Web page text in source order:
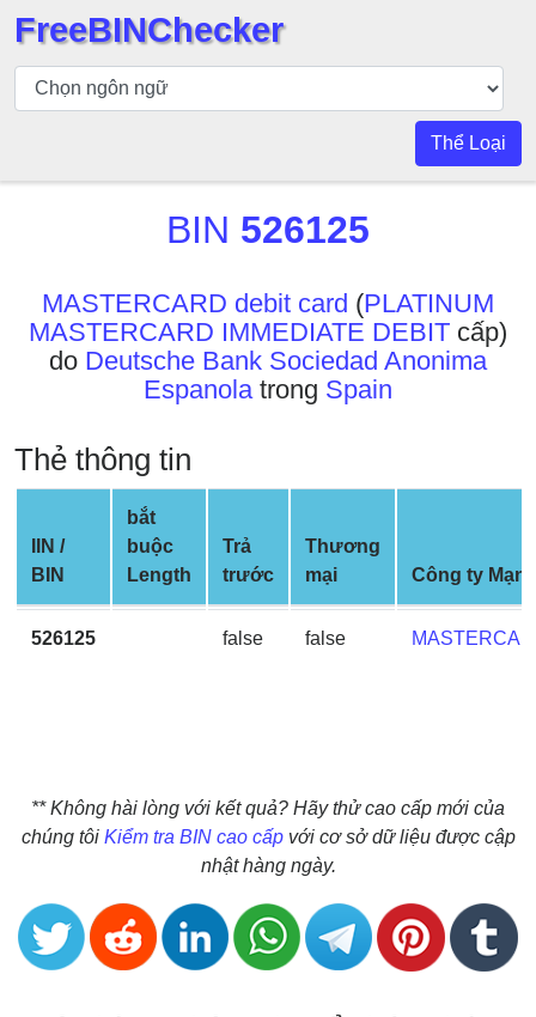
Kiểm
tra
BIN
BIN
API
BIN
v2
BIN
CC
Generator
from
Validator
Credit
Generator
Random
Credit
FreeBINChecker
Thể Loại
BIN 526125
MASTERCARD debit card (PLATINUM
MASTERCARD IMMEDIATE DEBIT cấp)
do Deutsche Bank Sociedad Anonima
Espanolatrong Spain
Thẻ thông tin
IIN /
BIN
bắt
buộc
Length
Trả
trước
Thương
mại
Công ty
526125 false false
** Không hài lòng với kết quả? Hãy thử cao cấp mới của
chúng tôi Kiểm tra BIN cao cấpvới cơ sở dữ liệu được cập
nhật hàng ngày.